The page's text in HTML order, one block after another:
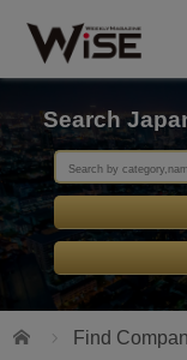
Search
Home Find